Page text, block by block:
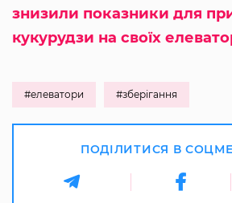
знизили показники для
кукурудзи на своїх
#елеватори #зберігання
ПОДІЛИТИСЯ В